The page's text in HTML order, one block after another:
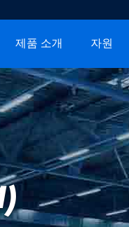
제품 소개 자원